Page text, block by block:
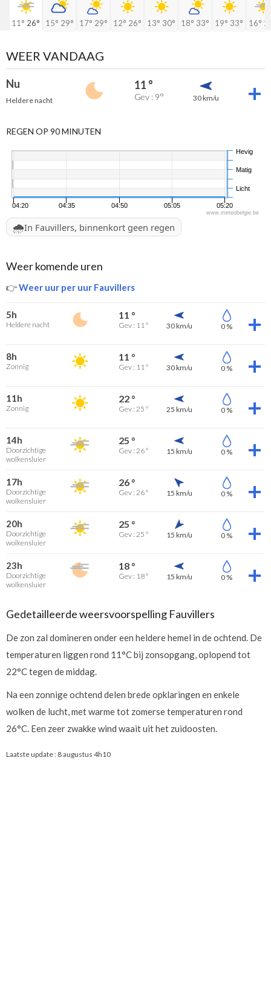
11° 26° 15° 29° 17° 29° 12° 26° 13° 30° 18° 33° 19° 33° 16°
WEER VANDAAG
Nu
Heldere nacht
11 °
Gev : 9° 30 km/u
REGEN OP 90 MINUTEN
04:20 04:35 04:50 05:05 05:20
Licht
Matig
Hevig
www.meteobelgie.be
🌧️In Fauvillers, binnenkort geen regen
Weer komende uren
👉Weer uur per uur Fauvillers
5h
Heldere nacht
11 °
Gev : 11 ° 30 km/u 0 %
8h
Zonnig
11 °
Gev : 11 ° 30 km/u 0 %
11h
Zonnig
22 °
Gev : 25 ° 25 km/u 0 %
14h
Doorzichtige
wolkensluier
25 °
Gev : 26 ° 15 km/u 0 %
17h
Doorzichtige
wolkensluier
26 °
Gev : 26 ° 15 km/u 0 %
20h
Doorzichtige
wolkensluier
25 °
Gev : 25 ° 15 km/u 0 %
23h
Doorzichtige
wolkensluier
18 °
Gev : 18 ° 15 km/u 0 %
Gedetailleerde weersvoorspelling Fauvillers
De zon zal domineren onder een heldere hemel in de ochtend. De
temperaturen liggen rond 11°C bij zonsopgang, oplopend tot
22°C tegen de middag.
Na een zonnige ochtend delen brede opklaringen en enkele
wolken de lucht, met warme tot zomerse temperaturen rond
26°C. Een zeer zwakke wind waait uit het zuidoosten.
Laatste update : 8 augustus 4h10